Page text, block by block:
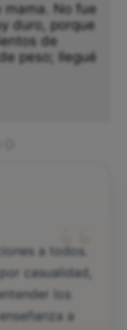
mama. No fue
duro, porque
de
peso; llegué
“
a todos.
casualidad,
los
a